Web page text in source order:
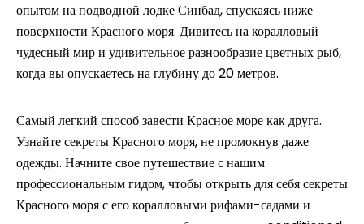
опытом на подводной лодке Синбад, спускаясь ниже
поверхности Красного моря. Дивитесь на коралловый
чудесный мир и удивительное разнообразие цветных рыб,
когда вы опускаетесь на глубину до 20 метров.
Самый легкий способ завести Красное море как друга.
Узнайте секреты Красного моря, не промокнув даже
одежды. Начните свое путешествие с нашим
профессиональным гидом, чтобы открыть для себя секреты
Красного моря с его коралловыми рифами-садами и